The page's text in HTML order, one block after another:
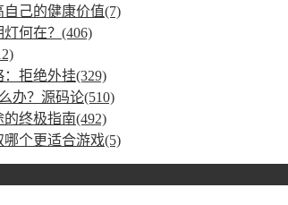
己的健康价值(7)
何在？(406)
：拒绝外挂(329)
办？源码论(510)
终极指南(492)
个更适合游戏(5)